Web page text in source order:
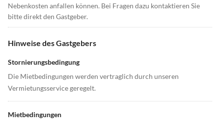
Nebenkosten anfallen können. Bei Fragen dazu kontaktieren Sie
bitte direkt den Gastgeber.
Hinweise des Gastgebers
Stornierungsbedingung
Die Mietbedingungen werden vertraglich durch unseren
Vermietungsservice geregelt.
Mietbedingungen